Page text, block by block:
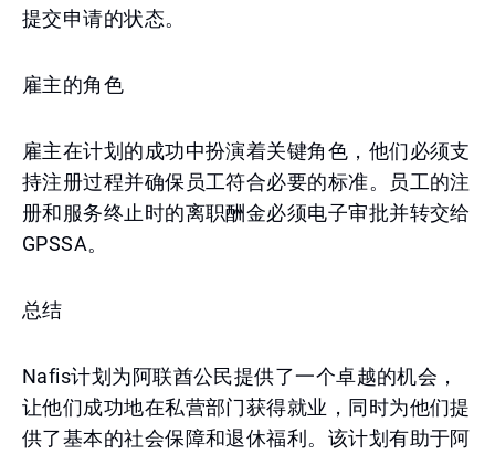
提交申请的状态。
雇主的角色
雇主在计划的成功中扮演着关键角色，他们必须支
持注册过程并确保员工符合必要的标准。员工的注
册和服务终止时的离职酬金必须电子审批并转交给
GPSSA。
总结
Nafis计划为阿联酋公民提供了一个卓越的机会，
让他们成功地在私营部门获得就业，同时为他们提
供了基本的社会保障和退休福利。该计划有助于阿